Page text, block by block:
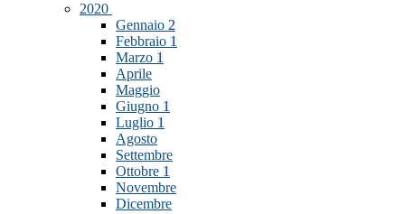
2020
Gennaio 2
Febbraio 1
Marzo 1
Aprile
Maggio
Giugno 1
Luglio 1
Agosto
Settembre
Ottobre 1
Novembre
Dicembre